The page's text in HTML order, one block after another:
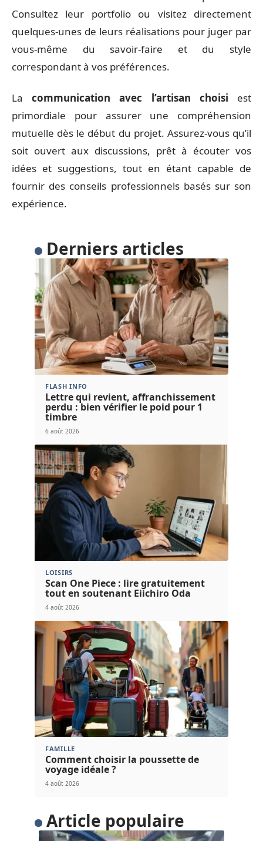
Consultez leur portfolio ou visitez directement
quelques-unes de leurs réalisations pour juger par
vous-même du savoir-faire et du style
correspondant à vos préférences.
Lacommunication avec l’artisan choisi est
primordiale pour assurer une compréhension
mutuelle dès le début du projet. Assurez-vous qu’il
soit ouvert aux discussions, prêt à écouter vos
idées et suggestions, tout en étant capable de
fournir des conseils professionnels basés sur son
expérience.
Derniers articles
FLASH INFO
Lettre qui revient, affranchissement
perdu : bien vérifier le poid pour 1
timbre
6 août 2026
LOISIRS
Scan One Piece : lire gratuitement
tout en soutenant Eiichiro Oda
4 août 2026
FAMILLE
Comment choisir la poussette de
voyage idéale ?
4 août 2026
Article populaire